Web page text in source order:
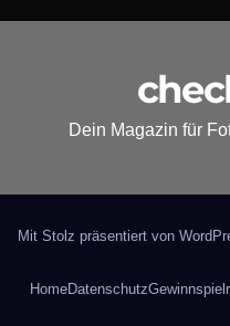
Dein Magazin für
Mit Stolz präsentiert von
HomeDatenschutz